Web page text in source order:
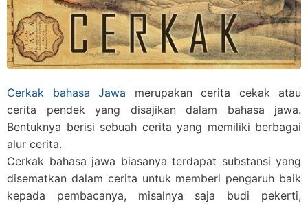
Cerkak bahasa Jawa merupakan cerita cekak atau
cerita pendek yang disajikan dalam bahasa jawa.
Bentuknya berisi sebuah cerita yang memiliki berbagai
alur cerita.
Cerkak bahasa jawa biasanya terdapat substansi yang
disematkan dalam cerita untuk memberi pengaruh baik
kepada pembacanya, misalnya saja budi pekerti,